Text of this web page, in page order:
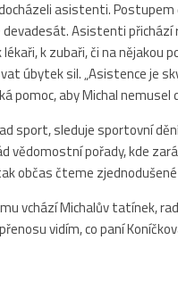
asistenti.
devadesát. Asistenti
k zubaři, či na nějakou
úbytek sil. „Asistence je
pomoc, aby Michal nemusel
sport, sleduje sportovní
vědomostní pořady, kde
občas čteme
vchází Michalův tatínek,
vidím, co paní